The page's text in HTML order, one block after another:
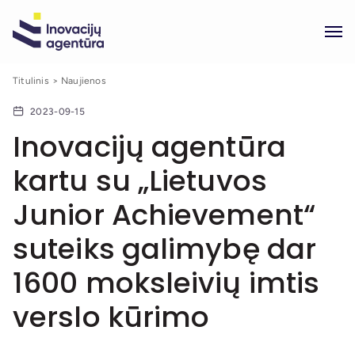
Titulinis Naujienos
2023-09-15
Inovacijų agentūra
kartu su „Lietuvos
Junior Achievement“
suteiks galimybę dar
1600 moksleivių imtis
verslo kūrimo